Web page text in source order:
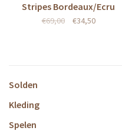
Stripes Bordeaux/Ecru
€69,00 €34,50
Solden
Kleding
Spelen